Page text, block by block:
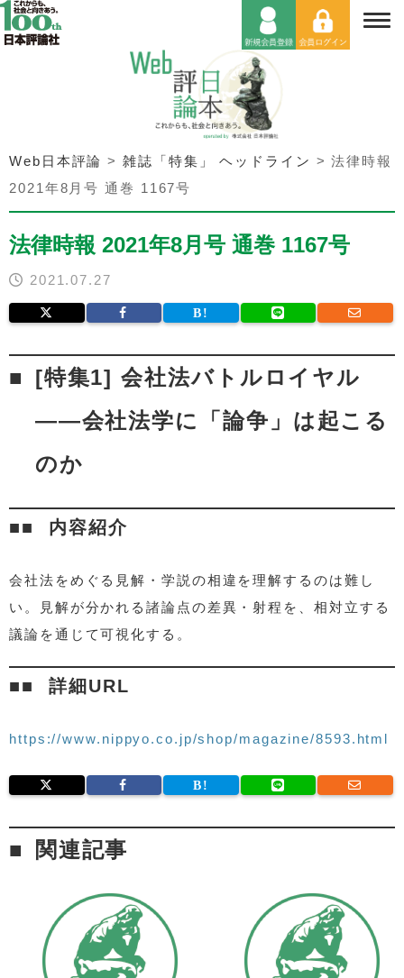
Web日本評論 >雑誌「特集」 ヘッドライン >法律時報
2021年8月号 通巻 1167号
法律時報 2021年8月号 通巻 1167号
2021.07.27
[特集1] 会社法バトルロイヤル
――会社法学に「論争」は起こる
のか
内容紹介
会社法をめぐる見解・学説の相違を理解するのは難し
い。見解が分かれる諸論点の差異・射程を、相対立する
議論を通じて可視化する。
詳細URL
https://www.nippyo.co.jp/shop/magazine/8593.html
関連記事